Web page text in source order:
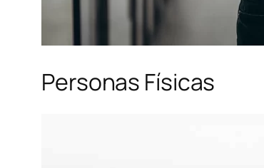
Personas Físicas